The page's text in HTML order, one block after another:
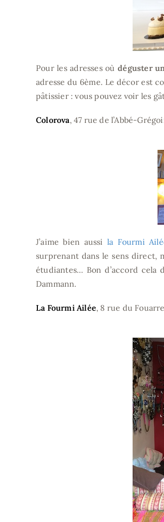
Pour les adresses oùdéguster
adresse du 6ème. Le décor est
pâtissier : vous pouvez voir les
Colorova, 47 rue de l’Abbé-
J’aime bien aussi la Fourmi
surprenant dans le sens direct,
étudiantes… Bon d’accord
Dammann.
La Fourmi Ailée, 8 rue du